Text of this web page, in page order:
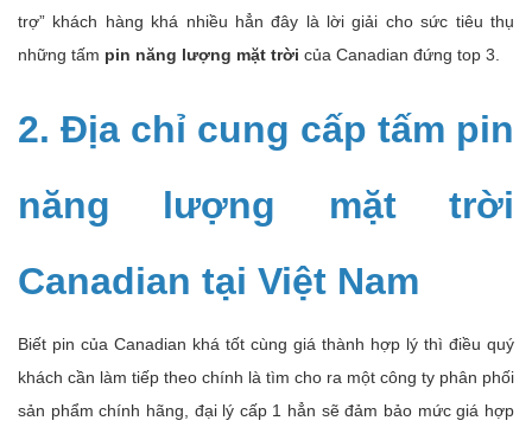
trợ” khách hàng khá nhiều hẳn đây là lời giải cho sức tiêu thụ
những tấm pin năng lượng mặt trời của Canadian đứng top 3.
2. Địa chỉ cung cấp tấm pin
năng lượng mặt trời
Canadian tại Việt Nam
Biết pin của Canadian khá tốt cùng giá thành hợp lý thì điều quý
khách cần làm tiếp theo chính là tìm cho ra một công ty phân phối
sản phẩm chính hãng, đại lý cấp 1 hẳn sẽ đảm bảo mức giá hợp